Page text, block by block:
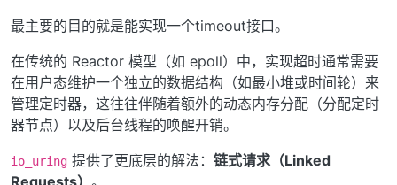
最主要的目的就是能实现一个timeout接口。
在传统的 Reactor 模型（如 epoll）中，实现超时通常需要
在用户态维护一个独立的数据结构（如最小堆或时间轮）来
管理定时器，这往往伴随着额外的动态内存分配（分配定时
器节点）以及后台线程的唤醒开销。
io_uring 提供了更底层的解法： 链式请求（Linked
Requests） 。